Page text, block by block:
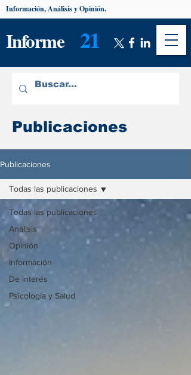
Informe 21
Información, Análisis y Opinión.
Publicaciones
Publicaciones
Todas las publicaciones
Análisis
Opinión
Información
De interés
Psicología y Salud
Todas las publicaciones